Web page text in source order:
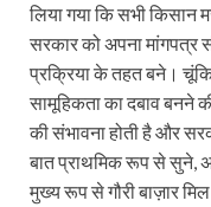
लिया गया कि सभी
सरकार को अपना मांगपत्र
प्रक्रिया के तहत बने। चूंकि
सामूहिकता का दबाव बनने
की संभावना होती है और
बात प्राथमिक रूप से सुने,
मुख्य रूप से गौरी बाज़ार